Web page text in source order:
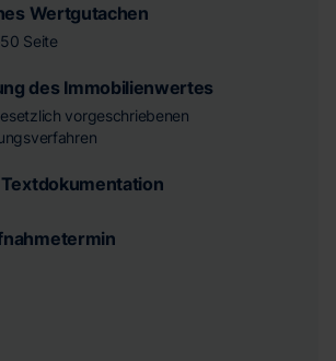
Wertgutachen
Seite
des Immobilienwertes
vorgeschriebenen